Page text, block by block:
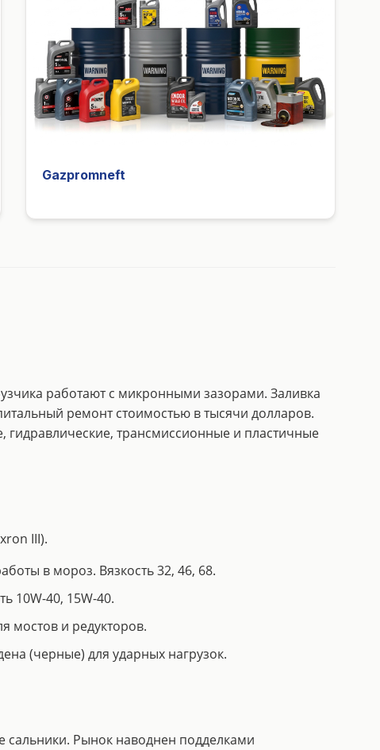
Gazpromneft
работают с микронными зазорами. Заливка
ремонт стоимостью в тысячи долларов.
трансмиссионные и пластичные
III).
в мороз. Вязкость 32, 46, 68.
10W-40, 15W-40.
мостов и редукторов.
(черные) для ударных нагрузок.
сальники. Рынок наводнен подделками